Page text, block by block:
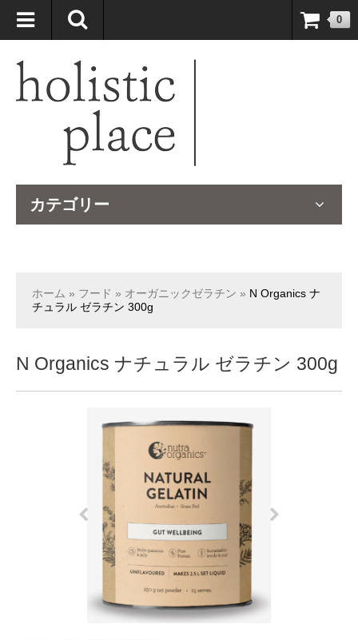
自然療法大国のオーストラリアより、臨床経験＆知識の豊富なナチュ
ロパスが厳選したサプリメントや ナチュラルグッズをお届けします！
0
カテゴリー
ホーム » フード » オーガニックゼラチン » N Organics ナ
チュラル ゼラチン 300g
N Organics ナチュラル ゼラチン 300g